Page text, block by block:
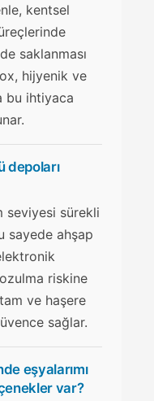
kentsel
saklanması
hijyenik ve
bu ihtiyaca
depoları
seviyesi sürekli
sayede ahşap
riskine
ve haşere
sağlar.
eşyalarımı
var?